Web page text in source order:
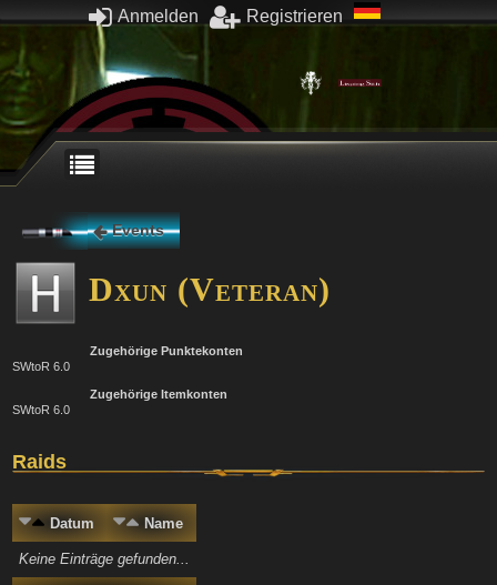
Anmelden Registrieren
Events
Dxun (Veteran)
Zugehörige Punktekonten
SWtoR 6.0
Zugehörige Itemkonten
SWtoR 6.0
Raids
Datum Name
Keine Einträge gefunden...